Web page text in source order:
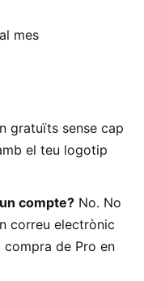
mes
gratuïts sense cap
el teu logotip
compte? No. No
correu electrònic
compra de Pro en